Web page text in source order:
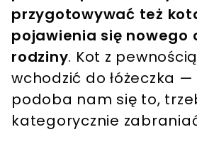
przygotowywać też
pojawienia się nowego
rodziny. Kot z
wchodzić do łóżeczka —
podoba nam się to,
kategorycznie